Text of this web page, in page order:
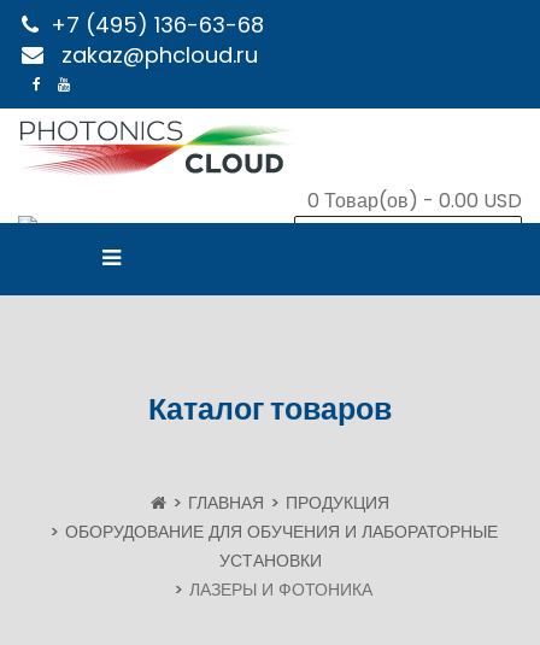
+7 (495) 136-63-68
zakaz@phcloud.ru
0 Товар(ов) - 0.00 USD
Каталог товаров
ГЛАВНАЯ
ПРОДУКЦИЯ
ОБОРУДОВАНИЕ ДЛЯ ОБУЧЕНИЯ И ЛАБОРАТОРНЫЕ
УСТАНОВКИ
ЛАЗЕРЫ И ФОТОНИКА